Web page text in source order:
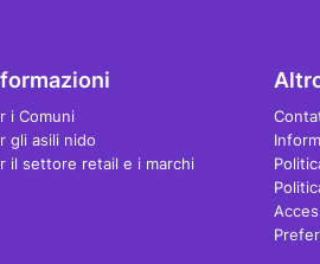
i Comuni
gli asili nido
il settore retail e i marchi